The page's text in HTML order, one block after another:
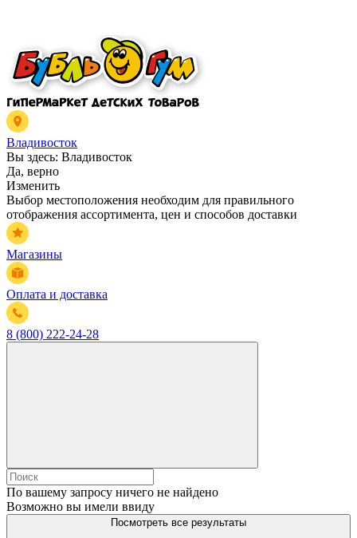
Владивосток
Вы здесь: Владивосток
Да, верно
Изменить
Выбор местоположения необходим для правильного
отображения ассортимента, цен и способов доставки
Магазины
Оплата и доставка
8 (800) 222-24-28
По вашему запросу ничего не найдено
Возможно вы имели ввиду
Посмотреть все результаты